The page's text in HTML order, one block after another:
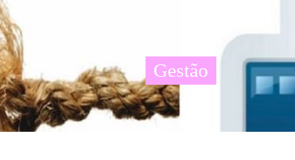
Gestão